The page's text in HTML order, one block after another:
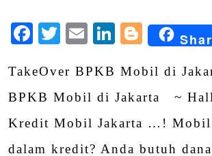
Facebook
Twitter
EmailLinkedIn
TakeOver BPKB Mobil di
BPKB Mobil di Jakarta ~
Kredit Mobil Jakarta …! Mobil
dalam kredit? Anda butuh